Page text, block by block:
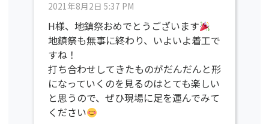
2021年8月2日 5:37 PM
H様、地鎮祭おめでとうございます
地鎮祭も無事に終わり、いよいよ着工で
すね！
打ち合わせしてきたものがだんだんと形
になっていくのを見るのはとても楽しい
と思うので、ぜひ現場に足を運んでみて
ください